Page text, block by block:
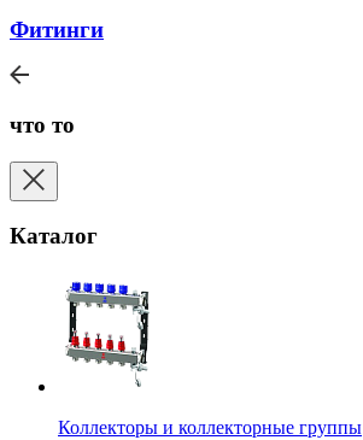
Фитинги
что то
Каталог
Коллекторы и коллекторные группы